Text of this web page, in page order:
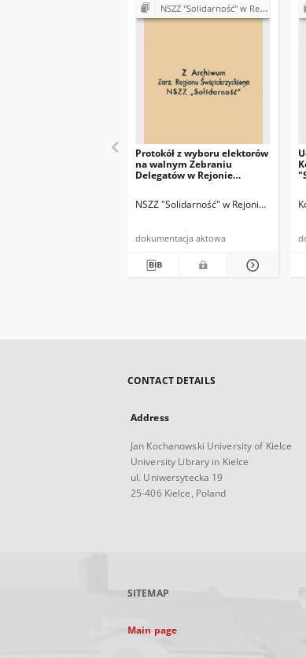
NSZZ "Solidarność" w Rejonie Budowy Dróg w Kielcach (Komisje Oddziałowe, wybory, sprawy pracownicze)
Protokół z wyboru elektorów
na walnym Zebraniu
Delegatów w Rejonie
NSZZ "Solidarność" w Rejonie Budowy
dokumentacja aktowa
CONTACT DETAILS
Address
Jan Kochanowski University of Kielce
University Library in Kielce
ul. Uniwersytecka 19
25-406 Kielce, Poland
SITEMAP
Main page